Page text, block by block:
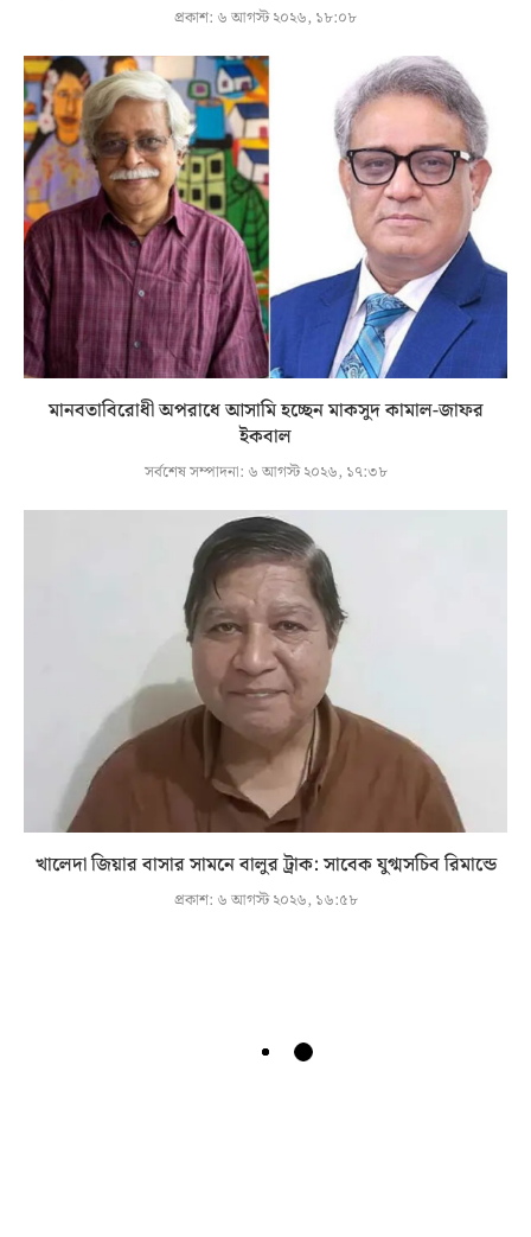
প্রকাশ: ৬ আগস্ট ২০২৬, ১৮:০৮
মানবতাবিরোধী অপরাধে আসামি হচ্ছেন মাকসুদ কামাল-জাফর
ইকবাল
সর্বশেষ সম্পাদনা: ৬ আগস্ট ২০২৬, ১৭:৩৮
খালেদা জিয়ার বাসার সামনে বালুর ট্রাক: সাবেক যুগ্মসচিব রিমান্ডে
প্রকাশ: ৬ আগস্ট ২০২৬, ১৬:৫৮